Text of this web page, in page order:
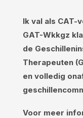
Ik val als
GAT-Wkkgz
de
Therapeuten
en volledig
Voor meer